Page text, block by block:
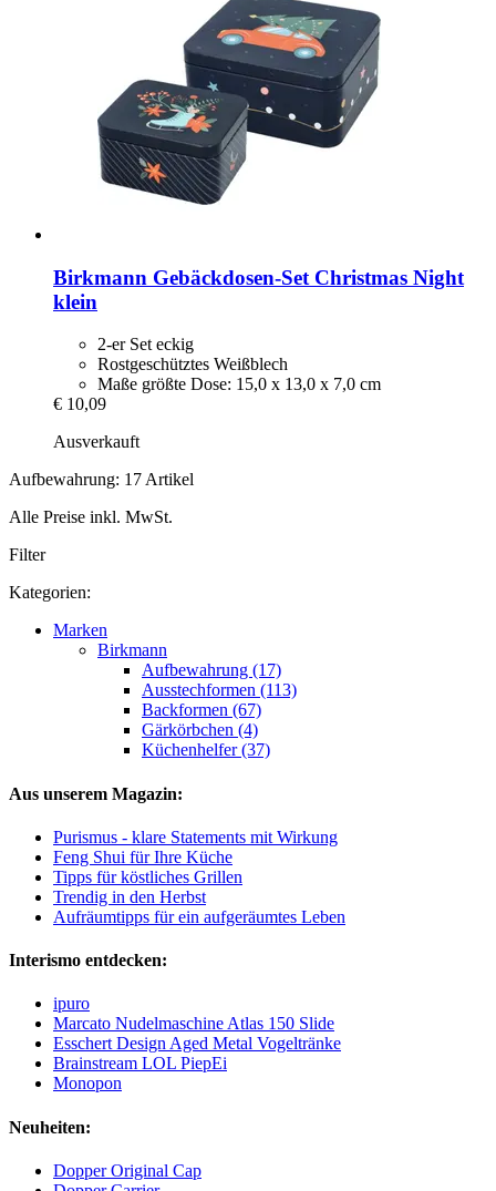
Birkmann Gebäckdosen-​Set Christmas Night
klein
2-er Set eckig
Rostgeschütztes Weißblech
Maße größte Dose: 15,0 x 13,0 x 7,0 cm
€ 10,09
Ausverkauft
Aufbewahrung: 17 Artikel
Alle Preise inkl. MwSt.
Filter
Kategorien:
Marken
Birkmann
Aufbewahrung (17)
Ausstechformen (113)
Backformen (67)
Gärkörbchen (4)
Küchenhelfer (37)
Aus unserem Magazin:
Purismus - klare Statements mit Wirkung
Feng Shui für Ihre Küche
Tipps für köstliches Grillen
Trendig in den Herbst
Aufräumtipps für ein aufgeräumtes Leben
Interismo entdecken:
ipuro
Marcato Nudelmaschine Atlas 150 Slide
Esschert Design Aged Metal Vogeltränke
Brainstream LOL PiepEi
Monopon
Neuheiten:
Dopper Original Cap